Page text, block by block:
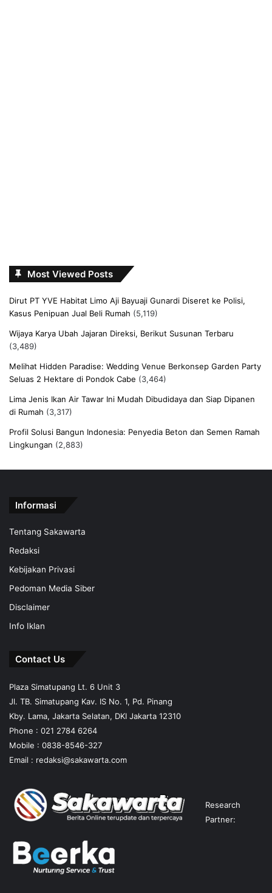
Most Viewed Posts
Dirut PT YVE Habitat Limo Aji Bayuaji Gunardi Diseret ke Polisi,
Kasus Penipuan Jual Beli Rumah (5,119)
Wijaya Karya Ubah Jajaran Direksi, Berikut Susunan Terbaru
(3,489)
Melihat Hidden Paradise: Wedding Venue Berkonsep Garden Party
Seluas 2 Hektare di Pondok Cabe (3,464)
Lima Jenis Ikan Air Tawar Ini Mudah Dibudidaya dan Siap Dipanen
di Rumah (3,317)
Profil Solusi Bangun Indonesia: Penyedia Beton dan Semen Ramah
Lingkungan (2,883)
Informasi
Tentang Sakawarta
Redaksi
Kebijakan Privasi
Pedoman Media Siber
Disclaimer
Info Iklan
Contact Us
Plaza Simatupang Lt. 6 Unit 3
Jl. TB. Simatupang Kav. IS No. 1, Pd. Pinang
Kby. Lama, Jakarta Selatan, DKI Jakarta 12310
Phone : 021 2784 6264
Mobile : 0838-8546-327
Email : redaksi@sakawarta.com
Research
Partner: